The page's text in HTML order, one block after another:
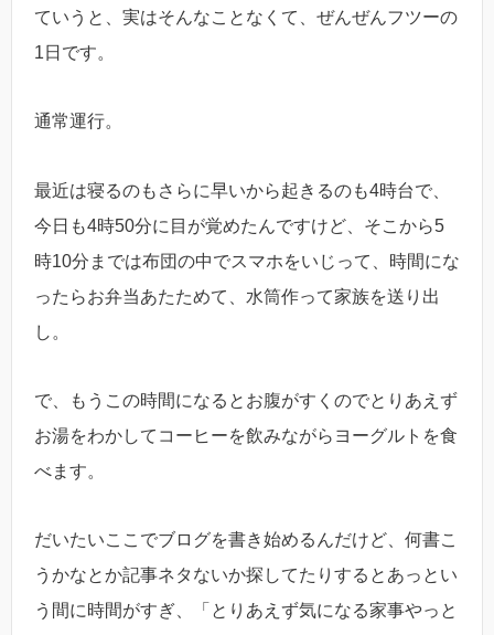
ていうと、実はそんなことなくて、ぜんぜんフツーの
1日です。
通常運行。
最近は寝るのもさらに早いから起きるのも4時台で、
今日も4時50分に目が覚めたんですけど、そこから5
時10分までは布団の中でスマホをいじって、時間にな
ったらお弁当あたためて、水筒作って家族を送り出
し。
で、もうこの時間になるとお腹がすくのでとりあえず
お湯をわかしてコーヒーを飲みながらヨーグルトを食
べます。
だいたいここでブログを書き始めるんだけど、何書こ
うかなとか記事ネタないか探してたりするとあっとい
う間に時間がすぎ、「とりあえず気になる家事やっと